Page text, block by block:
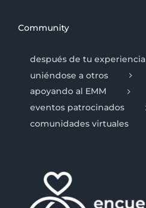
Community
después de tu experiencia
uniéndose a otros
apoyando al EMM
eventos patrocinados
comunidades virtuales